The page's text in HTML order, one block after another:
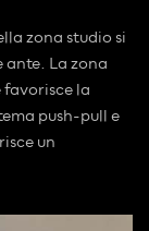
zona studio si
ante. La zona
favorisce la
push-pull e
un